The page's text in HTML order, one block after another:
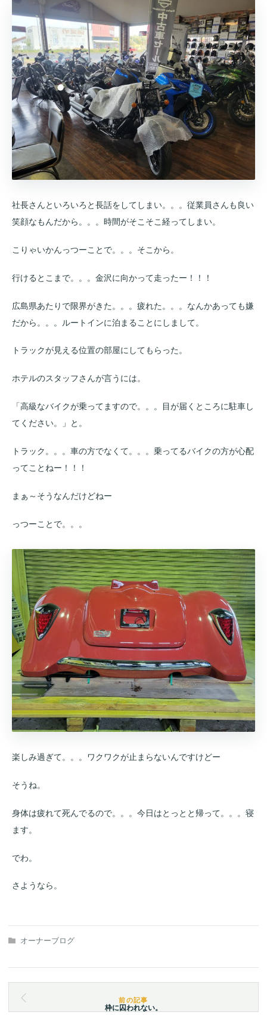
社長さんといろいろと長話をしてしまい。。。従業員さんも良い
笑顔なもんだから。。。時間がそこそこ経ってしまい。
こりゃいかんっつーことで。。。そこから。
行けるとこまで。。。金沢に向かって走ったー！！！
広島県あたりで限界がきた。。。疲れた。。。なんかあっても嫌
だから。。。ルートインに泊まることにしまして。
トラックが見える位置の部屋にしてもらった。
ホテルのスタッフさんが言うには。
「高級なバイクが乗ってますので。。。目が届くところに駐車し
てください。」と。
トラック。。。車の方でなくて。。。乗ってるバイクの方が心配
ってことねー！！！
まぁ～そうなんだけどねー
っつーことで。。。
楽しみ過ぎて。。。ワクワクが止まらないんですけどー
そうね。
身体は疲れて死んでるので。。。今日はとっとと帰って。。。寝
ます。
でわ。
さようなら。
オーナーブログ
枠に囚われない。